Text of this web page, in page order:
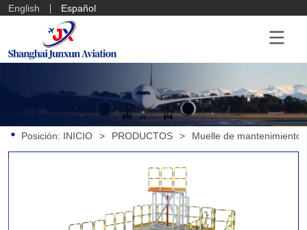
English Español
Posición: INICIO > PRODUCTOS > Muelle de mantenimiento